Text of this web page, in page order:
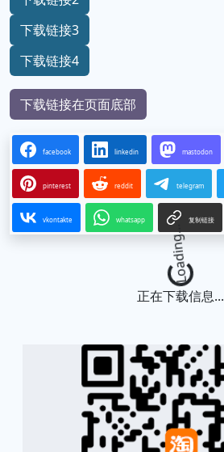
下载链接3
下载链接4
下载链接在页面底部
facebook linkedin mastodon
pinterest reddit telegram
vkontakte whatsapp 复制链接
Loading...
正在下载信息...